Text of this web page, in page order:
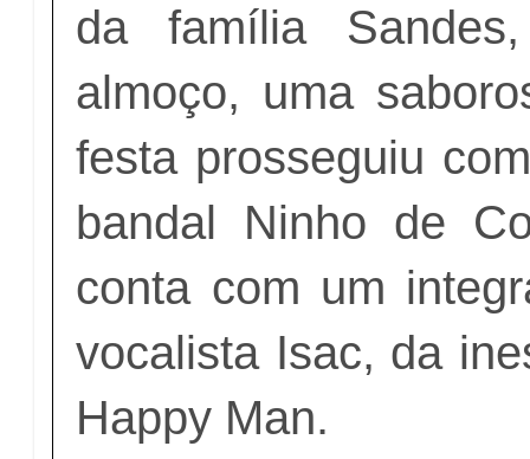
da família
almoço, uma
festa prosseguiu
bandal Ninho de
conta com um
vocalista Isac, da
Happy Man.